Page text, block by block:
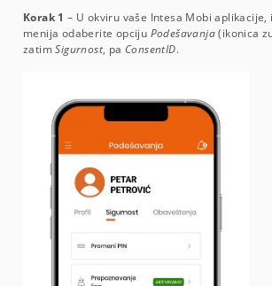
Korak 1 – U okviru vaše Intesa Mobi aplikacije,
menija odaberite opciju Podešavanja(ikonica
zatimSigurnost, pa ConsentID.